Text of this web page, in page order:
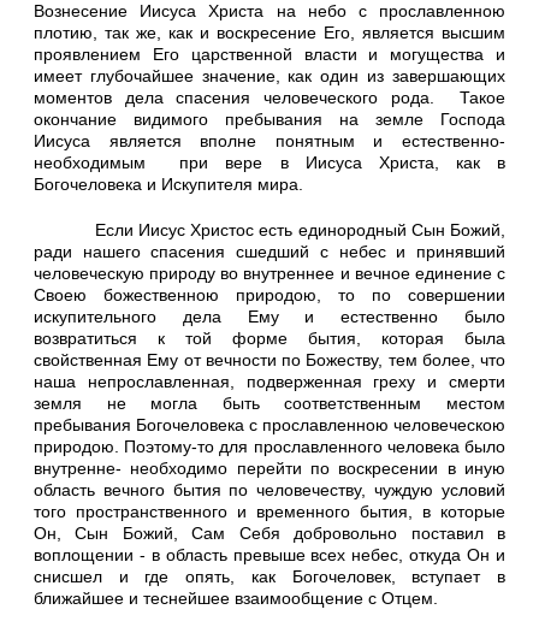
Вознесение Иисуса Христа на небо с прославленною
плотию, так же, как и воскресение Его, является высшим
проявлением Его царственной власти и могущества и
имеет глубочайшее значение, как один из завершающих
моментов дела спасения человеческого рода. Такое
окончание видимого пребывания на земле Господа
Иисуса является вполне понятным и естественно-
необходимым при вере в Иисуса Христа, как в
Богочеловека и Искупителя мира.
Если Иисус Христос есть единородный Сын Божий,
ради нашего спасения сшедший с небес и принявший
человеческую природу во внутреннее и вечное единение с
Своею божественною природою, то по совершении
искупительного дела Ему и естественно было
возвратиться к той форме бытия, которая была
свойственная Ему от вечности по Божеству, тем более, что
наша непрославленная, подверженная греху и смерти
земля не могла быть соответственным местом
пребывания Богочеловека с прославленною человеческою
природою. Поэтому-то для прославленного человека было
внутренне- необходимо перейти по воскресении в иную
область вечного бытия по человечеству, чуждую условий
того пространственного и временного бытия, в которые
Он, Сын Божий, Сам Себя добровольно поставил в
воплощении - в область превыше всех небес, откуда Он и
снисшел и где опять, как Богочеловек, вступает в
ближайшее и теснейшее взаимообщение с Отцем.